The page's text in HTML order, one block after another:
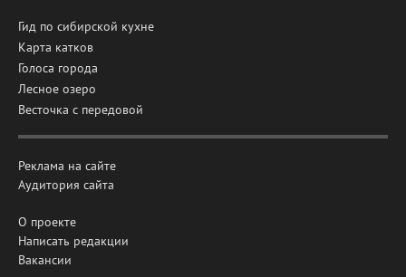
Гид по сибирской кухне
Карта катков
Голоса города
Лесное озеро
Весточка с передовой
Реклама на сайте
Аудитория сайта
О проекте
Написать редакции
Вакансии